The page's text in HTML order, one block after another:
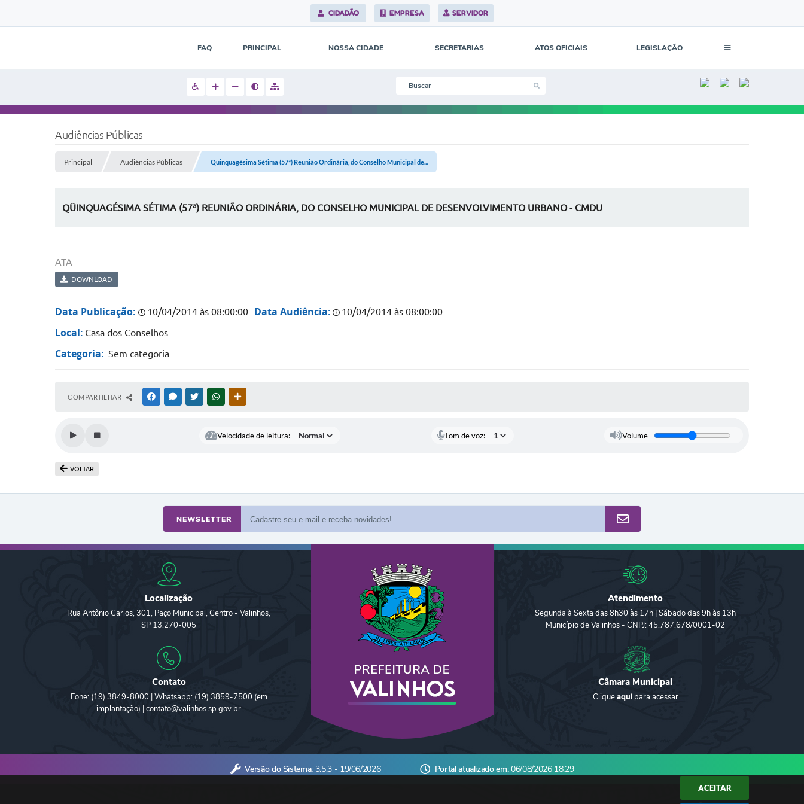
ACEITAR
CIDADÃO EMPRESA SERVIDOR
FAQ PRINCIPAL NOSSA CIDADE SECRETARIAS ATOS OFICIAIS LEGISLAÇÃO
Audiências Públicas
Principal Audiências Públicas Qüinquagésima Sétima (57ª) Reunião Ordinária, do Conselho Municipal de...
QÜINQUAGÉSIMA SÉTIMA (57ª) REUNIÃO ORDINÁRIA, DO CONSELHO MUNICIPAL DE DESENVOLVIMENTO URBANO - CMDU
ATA
DOWNLOAD
Data Publicação: 10/04/2014 às 08:00:00 Data Audiência: 10/04/2014 às 08:00:00
Local: Casa dos Conselhos
Categoria: Sem categoria
COMPARTILHAR FACEBOOKMESSENGER
TWITTERWHATSAPP
Velocidade de leitura: Tom de voz: Volume
VOLTAR
NEWSLETTER
Localização
Rua Antônio Carlos, 301, Paço Municipal, Centro - Valinhos,
SP 13.270-005
Contato
Fone: (19) 3849-8000 | Whatsapp: (19) 3859-7500 (em
implantação) | contato@valinhos.sp.gov.br
Atendimento
Segunda à Sexta das 8h30 às 17h | Sábado das 9h às 13h
Município de Valinhos - CNPJ: 45.787.678/0001-02
Câmara Municipal
Cliqueaquipara acessar
Versão do Sistema: 3.5.3 - 19/06/2026 Portal atualizado em:06/08/2026 18:29